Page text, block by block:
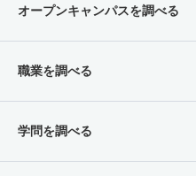
オープンキャンパスを調べる
職業を調べる
学問を調べる